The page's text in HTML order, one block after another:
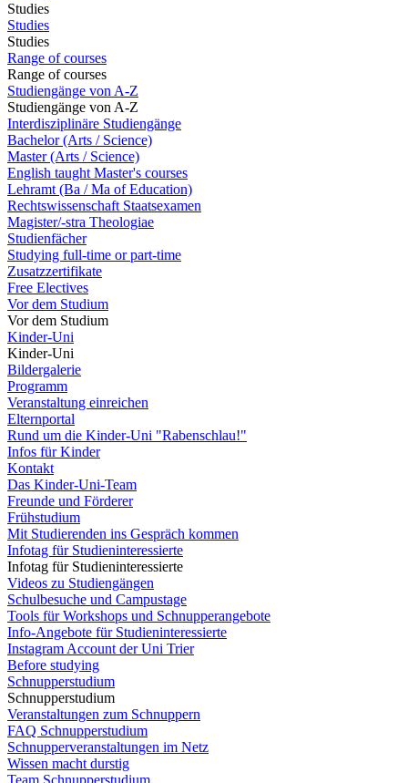
Studies
Studies
Studies
Range of courses
Range of courses
Studiengänge von A-Z
Studiengänge von A-Z
Interdisziplinäre Studiengänge
Bachelor (Arts / Science)
Master (Arts / Science)
English taught Master's courses
Lehramt (Ba / Ma of Education)
Rechtswissenschaft Staatsexamen
Magister/-stra Theologiae
Studienfächer
Studying full-time or part-time
Zusatzzertifikate
Free Electives
Vor dem Studium
Vor dem Studium
Kinder-Uni
Kinder-Uni
Bildergalerie
Programm
Veranstaltung einreichen
Elternportal
Rund um die Kinder-Uni "Rabenschlau!"
Infos für Kinder
Kontakt
Das Kinder-Uni-Team
Freunde und Förderer
Frühstudium
Mit Studierenden ins Gespräch kommen
Infotag für Studieninteressierte
Infotag für Studieninteressierte
Videos zu Studiengängen
Schulbesuche und Campustage
Tools für Workshops und Schnupperangebote
Info-Angebote für Studieninteressierte
Instagram Account der Uni Trier
Before studying
Schnupperstudium
Schnupperstudium
Veranstaltungen zum Schnuppern
FAQ Schnupperstudium
Schnupperveranstaltungen im Netz
Wissen macht durstig
Team Schnupperstudium